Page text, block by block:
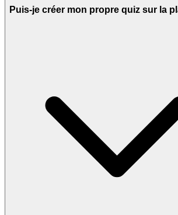
Puis-je créer mon propre quiz sur la